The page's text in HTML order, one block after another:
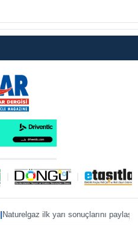
ilk yarı sonuçlarını paylaştı|MAN,